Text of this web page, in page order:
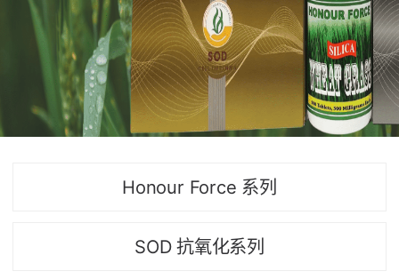
Honour Force 系列
SOD 抗氧化系列